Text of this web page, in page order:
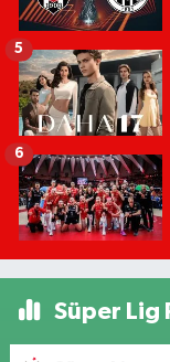
5
6
Süper Lig